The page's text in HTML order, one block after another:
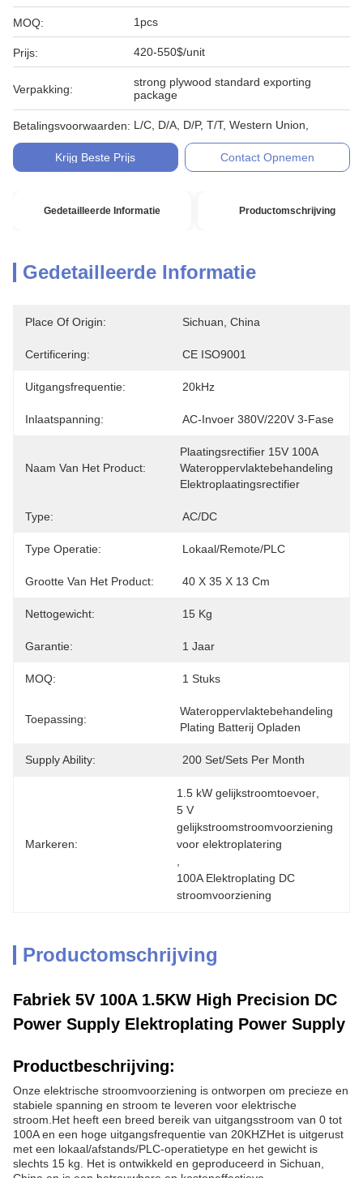
MOQ: 1pcs
Prijs: 420-550$/unit
Verpakking:
strong plywood standard exporting
package
Betalingsvoorwaarden: L/C, D/A, D/P, T/T, Western Union,
Krijg Beste Prijs Contact Opnemen
Gedetailleerde Informatie Productomschrijving
Gedetailleerde Informatie
Place Of Origin: Sichuan, China
Certificering: CE ISO9001
Uitgangsfrequentie: 20kHz
Inlaatspanning: AC-Invoer 380V/220V 3-Fase
Naam Van Het Product:
Plaatingsrectifier 15V 100A
Wateroppervlaktebehandeling
Elektroplaatingsrectifier
Type: AC/DC
Type Operatie: Lokaal/remote/PLC
Grootte Van Het Product: 40 X 35 X 13 Cm
Nettogewicht: 15 Kg
Garantie: 1 Jaar
MOQ: 1 Stuks
Toepassing:
Wateroppervlaktebehandeling
Plating Batterij Opladen
Supply Ability: 200 Set/Sets Per Month
Markeren:
1.5 kW gelijkstroomtoevoer
5 V
gelijkstroomstroomvoorziening
voor elektroplatering
100A Elektroplating DC
stroomvoorziening
Productomschrijving
Fabriek 5V 100A 1.5KW High Precision DC
Power Supply Elektroplating Power Supply
Productbeschrijving:
Onze elektrische stroomvoorziening is ontworpen om precieze en
stabiele spanning en stroom te leveren voor elektrische
stroom.Het heeft een breed bereik van uitgangsstroom van 0 tot
100A en een hoge uitgangsfrequentie van 20KHZHet is uitgerust
met een lokaal/afstands/PLC-operatietype en het gewicht is
slechts 15 kg. Het is ontwikkeld en geproduceerd in Sichuan,